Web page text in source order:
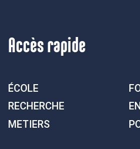
Accès rapide
ÉCOLE
RECHERCHE
METIERS